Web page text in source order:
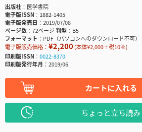
出版社
医学書院
電子版ISSN
1882-1405
電子版発売日
2019/07/08
ページ数
72ページ判型
B5
フォーマット
PDF（パソコンへのダウンロード不可）
電子版販売価格： ¥2,200(本体¥2,000＋税10％)
印刷版ISSN
0022-8370
印刷版発行年月
2019/06
カートに入れる
ちょっと立ち読み